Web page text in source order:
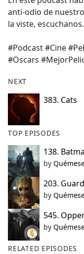
b
o
o
anti-odio de
la viste, escuchanos.
#Podcast #Cine
#Oscars
NEXT
383. Cats
TOP EPISODES
138.
by
203.
by
545.
by
RELATED EPISODES